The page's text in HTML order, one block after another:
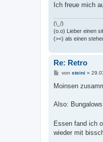
Ich freue mich
(\_/)
(o.o) Lieber einen
(><) als einen
Re: Retro
B
i
a
von steini »
Moinsen
Also:
Essen fand ich
wieder mit